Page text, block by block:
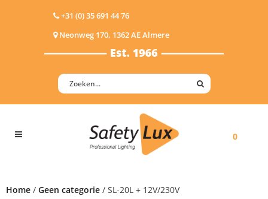
+31 (0) 35 691 44 76
Neonweg 170, 1362 AE Almere
0
Home / Geen categorie / SL-20L + 12V/230V